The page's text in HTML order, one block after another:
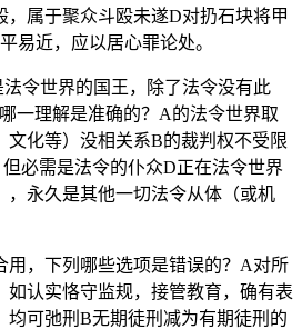
，属于聚众斗殴未遂D对扔石块将甲
易近，应以居心罪论处。
令世界的国王，除了法令没有此
一理解是准确的？A的法令世界取
文化等）没相关系B的裁判权不受限
必需是法令的仆众D正在法令世界
，永久是其他一切法令从体（或机
，下列哪些选项是错误的？A对所
如认实恪守监规，接管教育，确有表
均可弛刑B无期徒刑减为有期徒刑的